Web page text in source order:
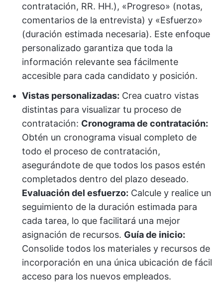
contratación, RR. HH.), «Progreso» (notas,
comentarios de la entrevista) y «Esfuerzo»
(duración estimada necesaria). Este enfoque
personalizado garantiza que toda la
información relevante sea fácilmente
accesible para cada candidato y posición.
Vistas personalizadas: Crea cuatro vistas
distintas para visualizar tu proceso de
contratación: Cronograma de contratación:
Obtén un cronograma visual completo de
todo el proceso de contratación,
asegurándote de que todos los pasos estén
completados dentro del plazo deseado.
Evaluación del esfuerzo: Calcule y realice un
seguimiento de la duración estimada para
cada tarea, lo que facilitará una mejor
asignación de recursos. Guía de inicio:
Consolide todos los materiales y recursos de
incorporación en una única ubicación de fácil
acceso para los nuevos empleados.